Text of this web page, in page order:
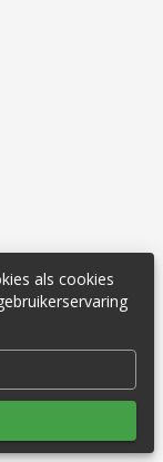
als cookies